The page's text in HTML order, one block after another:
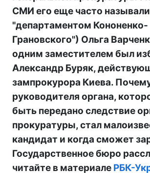
СМИ его еще часто называли
"департаментом Кононенко-
Грановского") Ольга
одним заместителем был
Александр Буряк,
зампрокурора Киева.
руководителя органа,
быть передано следствие
прокуратуры, стал
кандидат и когда сможет
Государственное бюро
читайте в материале РБК-